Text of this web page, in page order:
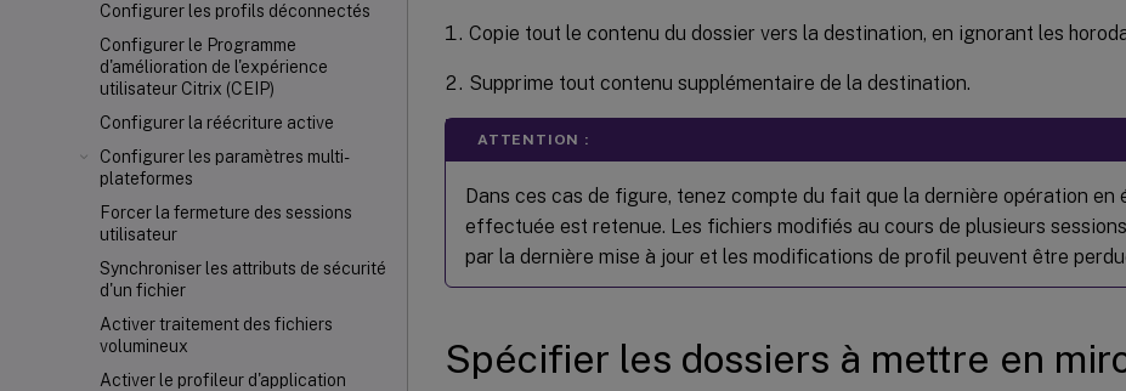
Configurer les profils déconnectés
Configurer le Programme
d'amélioration de l'expérience
utilisateur Citrix (CEIP)
Configurer la réécriture active
Configurer les paramètres multi-
plateformes
Forcer la fermeture des sessions
utilisateur
Synchroniser les attributs de sécurité
d'un fichier
Activer traitement des fichiers
volumineux
Activer le profileur d'application
Copie tout le contenu du dossier vers la destination, en ignorant les
Supprime tout contenu supplémentaire de la destination.
ATTENTION :
Dans ces cas de figure, tenez compte du fait que la dernière opération en
effectuée est retenue. Les fichiers modifiés au cours de plusieurs
par la dernière mise à jour et les modifications de profil peuvent être
Spécifier les dossiers à mettre en